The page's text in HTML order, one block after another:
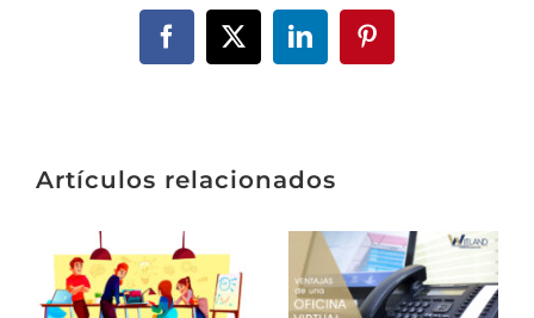
Facebook
X LinkedInPinterest
Artículos relacionados